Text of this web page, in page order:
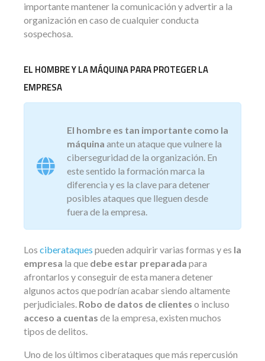
importante mantener la comunicación y advertir a la
organización en caso de cualquier conducta
sospechosa.
EL HOMBRE Y LA MÁQUINA PARA PROTEGER LA
EMPRESA
El hombre es tan importante como la
máquina ante un ataque que vulnere la
ciberseguridad de la organización. En
este sentido la formación marca la
diferencia y es la clave para detener
posibles ataques que lleguen desde
fuera de la empresa.
Los ciberataques pueden adquirir varias formas y es la
empresa la que debe estar preparada para
afrontarlos y conseguir de esta manera detener
algunos actos que podrían acabar siendo altamente
perjudiciales. Robo de datos de clientes o incluso
acceso a cuentas de la empresa, existen muchos
tipos de delitos.
Uno de los últimos ciberataques que más repercusión